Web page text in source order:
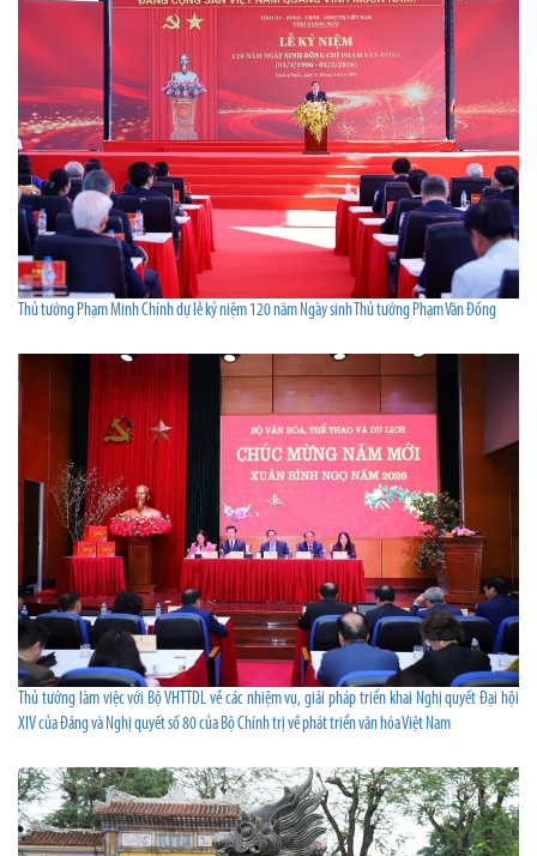
Thủ tướng Phạm Minh Chính dự lễ kỷ niệm 120 năm Ngày sinh Thủ tướng Phạm Văn Đồng
Thủ tướng làm việc với Bộ VHTTDL về các nhiệm vụ, giải pháp triển khai Nghị quyết Đại hội
XIV của Đảng và Nghị quyết số 80 của Bộ Chính trị về phát triển văn hóa Việt Nam